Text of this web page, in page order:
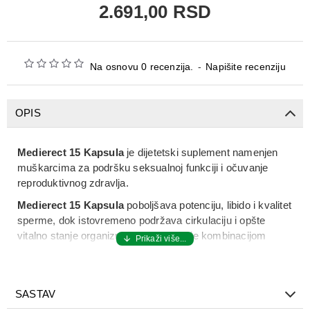
Na osnovu 0 recenzija. - Napišite recenziju
2.691,00 RSD
OPIS
Medierect 15 Kapsulaje dijetetski suplement namenjen
muškarcima za podršku seksualnoj funkciji i očuvanje
reproduktivnog zdravlja.
Medierect 15 Kapsulapoboljšava potenciju, libido i kvalitet
sperme, dok istovremeno podržava cirkulaciju i opšte
vitalno stanje organizma. Formulisan je kombinacijom
Upotreba:
SASTAV